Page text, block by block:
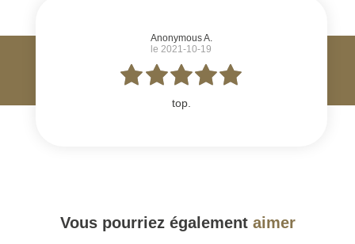
Anonymous A.
le 2021-10-19
top.
Vous pourriez également aimer